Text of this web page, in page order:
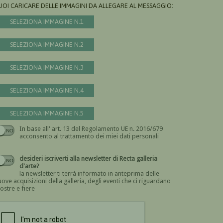
CARICARE DELLE IMMAGINI DA ALLEGARE AL MESSAGGIO:
SELEZIONA IMMAGINE N.1
SELEZIONA IMMAGINE N.2
SELEZIONA IMMAGINE N.3
SELEZIONA IMMAGINE N.4
SELEZIONA IMMAGINE N.5
In base all' art. 13 del Regolamento UE n. 2016/679
acconsento al trattamento dei miei dati personali
Devi dare il consenso
desideri iscriverti alla newsletter di Recta galleria
d'arte?
la newsletter ti terrà informato in anteprima delle
acquisizioni della galleria, degli eventi che ci riguardano
e fiere